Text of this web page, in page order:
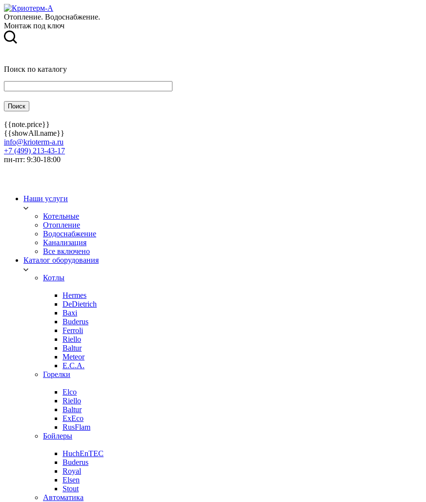
Отопление. Водоснабжение.
Монтаж под ключ
Поиск по каталогу
{{note.price}}
{{showAll.name}}
info@krioterm-a.ru
+7 (499) 213-43-17
пн-пт: 9:30-18:00
Наши услуги
Котельные
Отопление
Водоснабжение
Канализация
Все включено
Каталог оборудования
Котлы
Hermes
DeDietrich
Baxi
Buderus
Ferroli
Riello
Baltur
Meteor
E.C.A.
Горелки
Elco
Riello
Baltur
ExEco
RusFlam
Бойлеры
HuchEnTEC
Buderus
Royal
Elsen
Stout
Автоматика